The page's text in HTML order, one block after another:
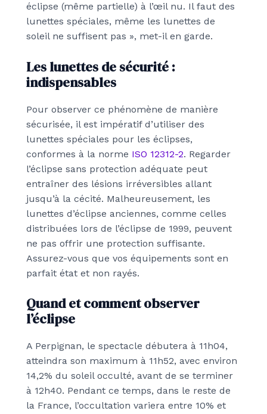
éclipse (même partielle) à l’œil nu. Il faut des
lunettes spéciales, même les lunettes de
soleil ne suffisent pas », met-il en garde.
Les lunettes de sécurité :
indispensables
Pour observer ce phénomène de manière
sécurisée, il est impératif d’utiliser des
lunettes spéciales pour les éclipses,
conformes à la norme ISO 12312-2. Regarder
l’éclipse sans protection adéquate peut
entraîner des lésions irréversibles allant
jusqu’à la cécité. Malheureusement, les
lunettes d’éclipse anciennes, comme celles
distribuées lors de l’éclipse de 1999, peuvent
ne pas offrir une protection suffisante.
Assurez-vous que vos équipements sont en
parfait état et non rayés.
Quand et comment observer
l’éclipse
A Perpignan, le spectacle débutera à 11h04,
atteindra son maximum à 11h52, avec environ
14,2% du soleil occulté, avant de se terminer
à 12h40. Pendant ce temps, dans le reste de
la France, l’occultation variera entre 10% et